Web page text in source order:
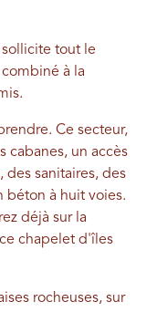
tout le
à la
Ce secteur,
cabanes, un accès
sanitaires, des
béton à huit voies.
déjà sur la
chapelet d'îles
rocheuses, sur